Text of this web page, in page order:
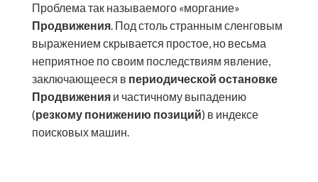
Проблема так называемого «моргание»
Продвижения. Под столь странным сленговым
выражением скрывается простое, но весьма
неприятное по своим последствиям явление,
заключающееся в периодической остановке
Продвиженияи частичному выпадению
(резкому понижению позиций) в индексе
поисковых машин.